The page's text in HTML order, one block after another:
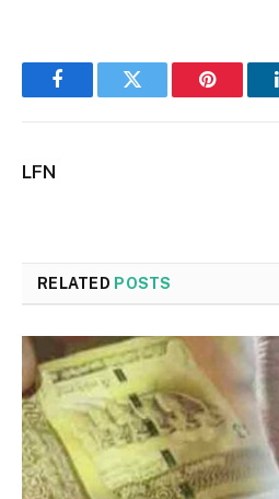
FacebookTwitter Pinterest
LFN
RELATED POSTS